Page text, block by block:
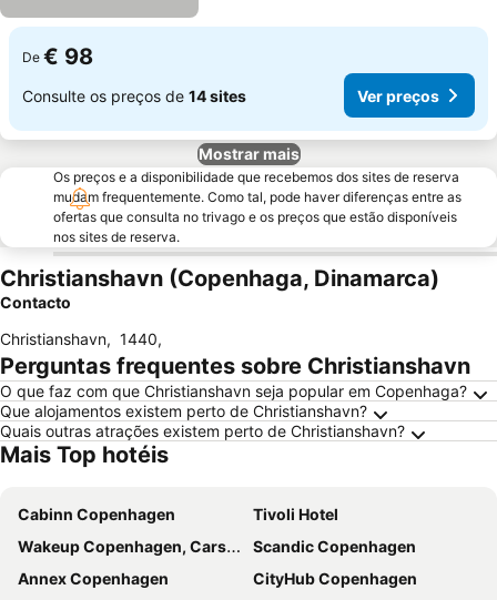
De € 98
Consulte os preços de 14 sites Ver preços
Mostrar mais
Os preços e a disponibilidade que recebemos dos sites de reserva
mudam frequentemente. Como tal, pode haver diferenças entre as
ofertas que consulta no trivago e os preços que estão disponíveis
nos sites de reserva.
Christianshavn (Copenhaga, Dinamarca)
Contacto
Christianshavn, 1440,
Perguntas frequentes sobre Christianshavn
O que faz com que Christianshavn seja popular em Copenhaga?
Que alojamentos existem perto de Christianshavn?
Quais outras atrações existem perto de Christianshavn?
Mais Top hotéis
Cabinn Copenhagen
Tivoli Hotel
Wakeup Copenhagen, Carsten Niebuhrs Gade
Scandic Copenhagen
Annex Copenhagen
CityHub Copenhagen